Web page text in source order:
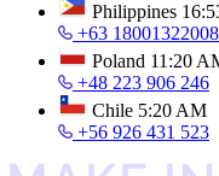
Philippines
+63
Poland 11:20
+48 223 906 246
Chile 5:20 AM
+56 926 431 523